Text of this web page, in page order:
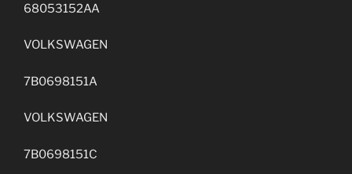
68053152AA
VOLKSWAGEN
7B0698151A
VOLKSWAGEN
7B0698151C